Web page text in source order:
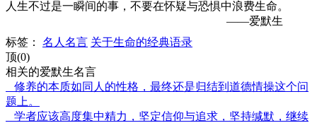
人生不过是一瞬间的事，不要在怀疑与恐惧中浪费生命。
——爱默生
标签：
名人名言 关于生命的经典语录
顶(0)
相关的爱默生名言
修养的本质如同人的性格，最终还是归结到道德情操这个问
题上。
学者应该高度集中精力，坚定信仰与追求，坚持缄默，继续